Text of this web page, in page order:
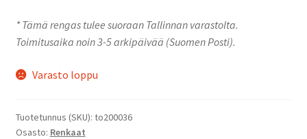
* Tämä rengas tulee suoraan Tallinnan varastolta.
Toimitusaika noin 3-5 arkipäivää (Suomen Posti).
Varasto loppu
Tuotetunnus (SKU): to200036
Osasto: Renkaat